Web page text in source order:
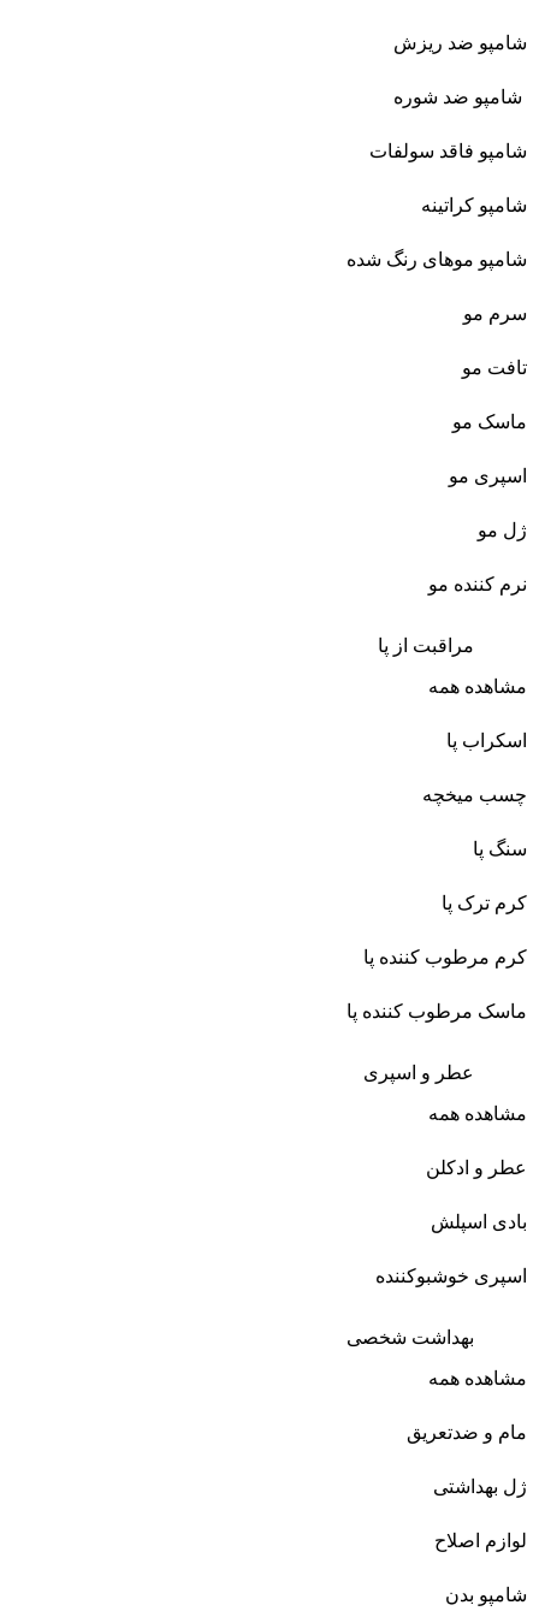
شامپو ضد ریزش
شامپو ضد شوره
شامپو فاقد سولفات
شامپو کراتینه
شامپو موهای رنگ شده
سرم مو
تافت مو
ماسک مو
اسپری مو
ژل مو
نرم کننده مو
مراقبت از پا
مشاهده همه
اسکراب پا
چسب میخچه
سنگ پا
کرم ترک پا
کرم مرطوب کننده پا
ماسک مرطوب کننده پا
عطر و اسپری
مشاهده همه
عطر و ادکلن
بادی اسپلش
اسپری خوشبوکننده
بهداشت شخصی
مشاهده همه
مام و ضدتعریق
ژل بهداشتی
لوازم اصلاح
شامپو بدن